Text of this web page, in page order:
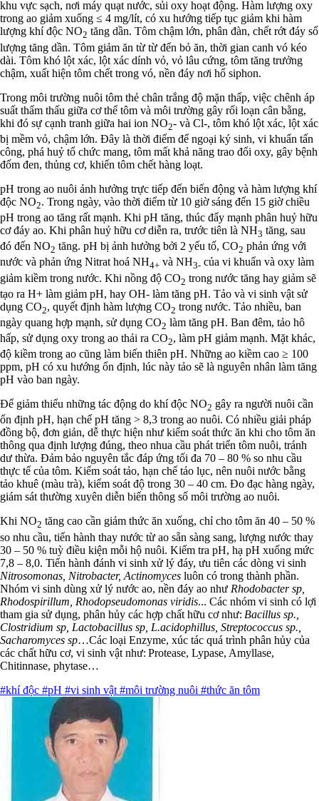
khu vực sạch, nơi máy quạt nước, sủi oxy hoạt động. Hàm lượng oxy
trong ao giảm xuống ≤ 4 mg/lít, có xu hướng tiếp tục giảm khi hàm
lượng khí độc NO2 tăng dần. Tôm chậm lớn, phân đàn, chết rớt đáy số
lượng tăng dần. Tôm giảm ăn từ từ đến bỏ ăn, thời gian canh vó kéo
dài. Tôm khó lột xác, lột xác dính vỏ, vỏ lâu cứng, tôm tăng trưởng
chậm, xuất hiện tôm chết trong vó, nền đáy nơi hố siphon.
Trong môi trường nuôi tôm thẻ chân trắng độ mặn thấp, việc chênh áp
suất thẩm thấu giữa cơ thể tôm và môi trường gây rối loạn cân bằng,
khi đó sự cạnh tranh giữa hai ion NO2- và Cl-, tôm khó lột xác, lột xác
bị mềm vỏ, chậm lớn. Đây là thời điểm để ngoại ký sinh, vi khuẩn tấn
công, phá huỷ tổ chức mang, tôm mất khả năng trao đổi oxy, gây bệnh
đốm đen, thủng cơ, khiến tôm chết hàng loạt.
pH trong ao nuôi ảnh hưởng trực tiếp đến biến động và hàm lượng khí
độc NO2. Trong ngày, vào thời điểm từ 10 giờ sáng đến 15 giờ chiều
pH trong ao tăng rất mạnh. Khi pH tăng, thúc đẩy mạnh phân huỷ hữu
cơ đáy ao. Khi phân huỷ hữu cơ diễn ra, trước tiên là NH3 tăng, sau
đó đến NO2 tăng. pH bị ảnh hưởng bởi 2 yếu tố, CO2 phản ứng với
nước và phản ứng Nitrat hoá NH4+ và NH3- của vi khuẩn và oxy làm
giảm kiềm trong nước. Khi nồng độ CO2 trong nước tăng hay giảm sẽ
tạo ra H+ làm giảm pH, hay OH- làm tăng pH. Tảo và vi sinh vật sử
dụng CO2, quyết định hàm lượng CO2 trong nước. Tảo nhiều, ban
ngày quang hợp mạnh, sử dụng CO2 làm tăng pH. Ban đêm, tảo hô
hấp, sử dụng oxy trong ao thải ra CO2, làm pH giảm mạnh. Mặt khác,
độ kiềm trong ao cũng làm biến thiên pH. Những ao kiềm cao ≥ 100
ppm, pH có xu hướng ổn định, lúc này tảo sẽ là nguyên nhân làm tăng
pH vào ban ngày.
Để giảm thiểu những tác động do khí độc NO2 gây ra người nuôi cần
ổn định pH, hạn chế pH tăng > 8,3 trong ao nuôi. Có nhiều giải pháp
đồng bộ, đơn giản, dễ thực hiện như kiểm soát thức ăn khi cho tôm ăn
thông qua định lượng đúng, theo nhua cầu phát triển tôm nuôi, tránh
dư thừa. Đảm bảo nguyên tắc đáp ứng tối đa 70 – 80 % so nhu cầu
thực tế của tôm. Kiểm soát tảo, hạn chế tảo lục, nên nuôi nước bằng
tảo khuê (màu trà), kiểm soát độ trong 30 – 40 cm. Đo đạc hàng ngày,
giám sát thường xuyên diễn biến thông số môi trường ao nuôi.
Khi NO2 tăng cao cần giảm thức ăn xuống, chỉ cho tôm ăn 40 – 50 %
so nhu cầu, tiến hành thay nước từ ao sẵn sàng sang, lượng nước thay
30 – 50 % tuỳ điều kiện mỗi hộ nuôi. Kiểm tra pH, hạ pH xuống mức
7,8 – 8,0. Tiến hành đánh vi sinh xử lý đáy, ưu tiên các dòng vi sinh
Nitrosomonas, Nitrobacter, Actinomyces luôn có trong thành phần.
Nhóm vi sinh dùng xử lý nước ao, nền đáy ao như Rhodobacter sp,
Rhodospirillum, Rhodopseudomonas viridis... Các nhóm vi sinh có lợi
tham gia sử dụng, phân hủy các hợp chất hữu cơ như: Bacillus sp.,
Clostridium sp, Lactobacillus sp, L.acidophillus, Streptococcus sp.,
Sacharomyces sp…Các loại Enzyme, xúc tác quá trình phân hủy của
các chất hữu cơ, vi sinh vật như: Protease, Lypase, Amyllase,
Chitinnase, phytase…
#khí độc #pH #vi sinh vật #môi trường nuôi #thức ăn tôm